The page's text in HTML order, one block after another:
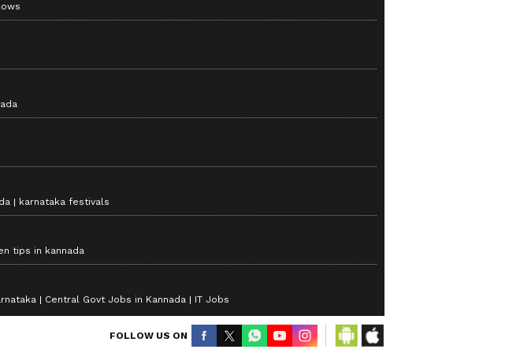
karnataka festivals
tips in kannada
Central Govt Jobs in Kannada IT Jobs
FOLLOW US ON